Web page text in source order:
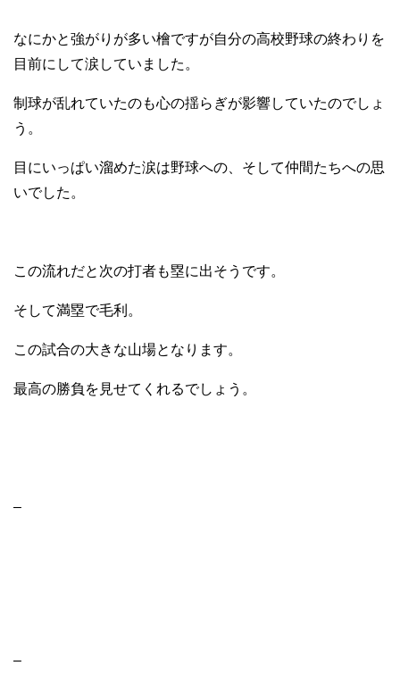
なにかと強がりが多い檜ですが自分の高校野球の終わりを
目前にして涙していました。
制球が乱れていたのも心の揺らぎが影響していたのでしょ
う。
目にいっぱい溜めた涙は野球への、そして仲間たちへの思
いでした。
この流れだと次の打者も塁に出そうです。
そして満塁で毛利。
この試合の大きな山場となります。
最高の勝負を見せてくれるでしょう。
–
–